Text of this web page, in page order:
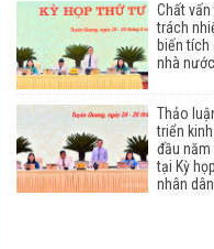
Chất
trách
biến
nhà nước
Thảo
triển
đầu
tại Kỳ
nhân